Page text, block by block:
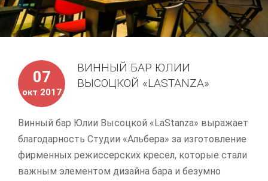
07
окт 2017
ВИННЫЙ БАР ЮЛИИ
ВЫСОЦКОЙ «LASTANZA»
Винный бар Юлии Высоцкой «LaStanza» выражает
благодарность Студии «Альбера» за изготовление
фирменных режиссерских кресел, которые стали
важным элементом дизайна бара и безумно